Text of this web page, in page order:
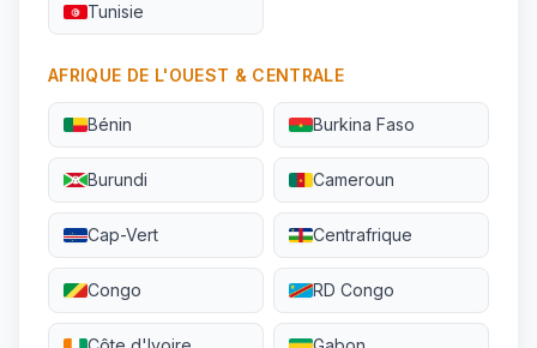
Tunisie
AFRIQUE DE L'OUEST & CENTRALE
Bénin Burkina Faso
Burundi Cameroun
Cap-Vert Centrafrique
Congo RD Congo